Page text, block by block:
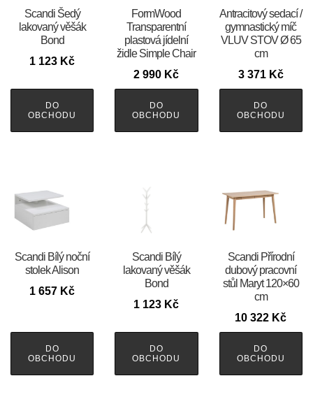
Scandi Šedý
lakovaný věšák
Bond
1 123 Kč
DO
OBCHODU
FormWood
Transparentní
plastová jídelní
židle Simple Chair
2 990 Kč
DO
OBCHODU
Antracitový sedací /
gymnastický míč
VLUV STOV Ø 65
cm
3 371 Kč
DO
OBCHODU
Scandi Bílý noční
stolek Alison
1 657 Kč
DO
OBCHODU
Scandi Bílý
lakovaný věšák
Bond
1 123 Kč
DO
OBCHODU
Scandi Přírodní
dubový pracovní
stůl Maryt 120×60
cm
10 322 Kč
DO
OBCHODU